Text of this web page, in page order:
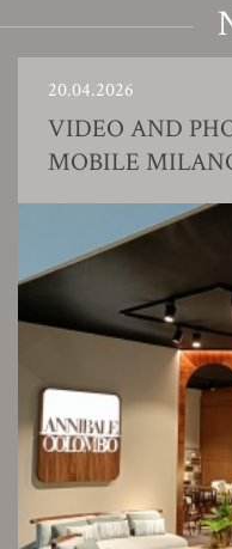
20.04.2026
VIDEO AND
MOBILE MILANO